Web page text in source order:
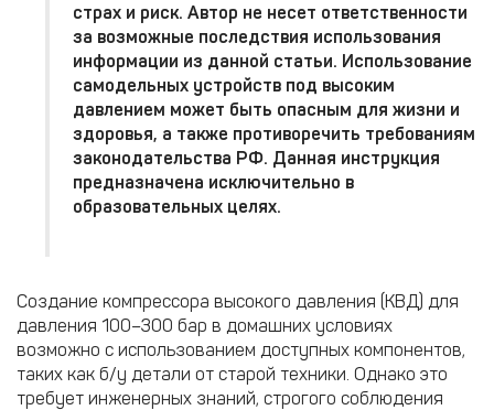
страх и риск. Автор не несет ответственности
за возможные последствия использования
информации из данной статьи. Использование
самодельных устройств под высоким
давлением может быть опасным для жизни и
здоровья, а также противоречить требованиям
законодательства РФ. Данная инструкция
предназначена исключительно в
образовательных целях.
Создание компрессора высокого давления (КВД) для
давления 100–300 бар в домашних условиях
возможно с использованием доступных компонентов,
таких как б/у детали от старой техники. Однако это
требует инженерных знаний, строгого соблюдения